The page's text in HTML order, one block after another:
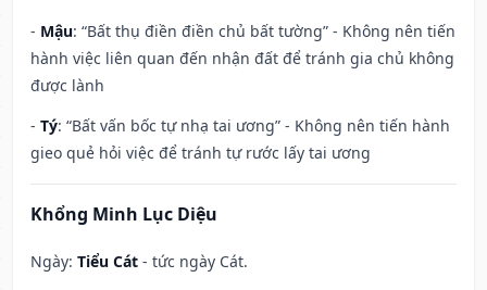
- Mậu: “Bất thụ điền điền chủ bất tường” - Không nên tiến
hành việc liên quan đến nhận đất để tránh gia chủ không
được lành
- Tý: “Bất vấn bốc tự nhạ tai ương” - Không nên tiến hành
gieo quẻ hỏi việc để tránh tự rước lấy tai ương
Khổng Minh Lục Diệu
Ngày: Tiểu Cát - tức ngày Cát.